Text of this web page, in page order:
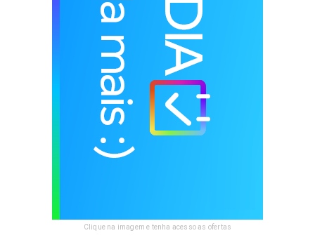
Clique na imagem e tenha acesso as ofertas